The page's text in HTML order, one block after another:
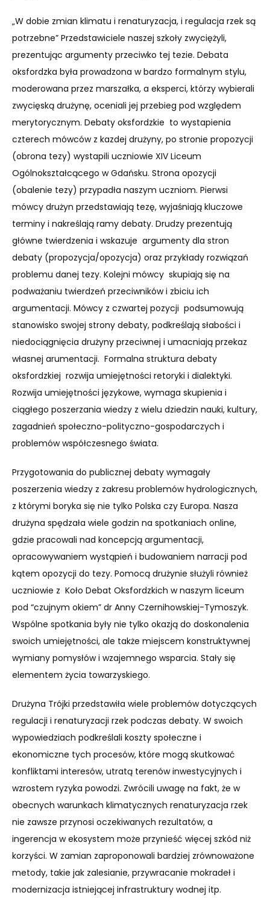
„W dobie zmian klimatu i renaturyzacja, i regulacja rzek są
potrzebne” Przedstawiciele naszej szkoły zwyciężyli,
prezentując argumenty przeciwko tej tezie. Debata
oksfordzka była prowadzona w bardzo formalnym stylu,
moderowana przez marszałka, a eksperci, którzy wybierali
zwycięską drużynę, oceniali jej przebieg pod względem
merytorycznym. Debaty oksfordzkie to wystapienia
czterech mówców z kazdej drużyny, po stronie propozycji
(obrona tezy) wystapili uczniowie XIV Liceum
Ogólnokształcącego w Gdańsku. Strona opozycji
(obalenie tezy) przypadła naszym uczniom. Pierwsi
mówcy drużyn przedstawiają tezę, wyjaśniają kluczowe
terminy i nakreślają ramy debaty. Drudzy prezentują
główne twierdzenia i wskazuje argumenty dla stron
debaty (propozycja/opozycja) oraz przykłady rozwiązań
problemu danej tezy. Kolejni mówcy skupiają się na
podważaniu twierdzeń przeciwników i zbiciu ich
argumentacji. Mówcy z czwartej pozycji podsumowują
stanowisko swojej strony debaty, podkreślają słabości i
niedociągnięcia drużyny przeciwnej i umacniają przekaz
własnej arumentacji. Formalna struktura debaty
oksfordzkiej rozwija umiejętności retoryki i dialektyki.
Rozwija umiejętności językowe, wymaga skupienia i
ciągłego poszerzania wiedzy z wielu dziedzin nauki, kultury,
zagadnień społeczno-polityczno-gospodarczych i
problemów współczesnego świata.
Przygotowania do publicznej debaty wymagały
poszerzenia wiedzy z zakresu problemów hydrologicznych,
z którymi boryka się nie tylko Polska czy Europa. Nasza
drużyna spędzała wiele godzin na spotkaniach online,
gdzie pracowali nad koncepcją argumentacji,
opracowywaniem wystąpień i budowaniem narracji pod
kątem opozycji do tezy. Pomocą drużynie służyli również
uczniowie z Koło Debat Oksfordzkich w naszym liceum
pod “czujnym okiem” dr Anny Czernihowskiej-Tymoszyk.
Wspólne spotkania były nie tylko okazją do doskonalenia
swoich umiejętności, ale także miejscem konstruktywnej
wymiany pomysłów i wzajemnego wsparcia. Stały się
elementem życia towarzyskiego.
Drużyna Trójki przedstawiła wiele problemów dotyczących
regulacji i renaturyzacji rzek podczas debaty. W swoich
wypowiedziach podkreślali koszty społeczne i
ekonomiczne tych procesów, które mogą skutkować
konfliktami interesów, utratą terenów inwestycyjnych i
wzrostem ryzyka powodzi. Zwrócili uwagę na fakt, że w
obecnych warunkach klimatycznych renaturyzacja rzek
nie zawsze przynosi oczekiwanych rezultatów, a
ingerencja w ekosystem może przynieść więcej szkód niż
korzyści. W zamian zaproponowali bardziej zrównoważone
metody, takie jak zalesianie, przywracanie mokradeł i
modernizacja istniejącej infrastruktury wodnej itp.